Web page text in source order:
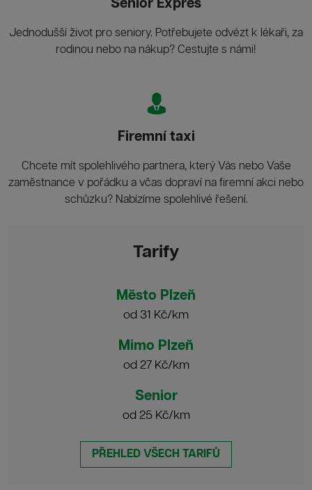
Senior Expres
Jednodušší život pro seniory. Potřebujete odvézt k lékaři, za
rodinou nebo na nákup? Cestujte s námi!
Firemní taxi
Chcete mít spolehlivého partnera, který Vás nebo Vaše
zaměstnance v pořádku a včas dopraví na firemní akci nebo
schůzku? Nabízíme spolehlivé řešení.
Tarify
Město Plzeň
od 31 Kč/km
Mimo Plzeň
od 27 Kč/km
Senior
od 25 Kč/km
PŘEHLED VŠECH TARIFŮ